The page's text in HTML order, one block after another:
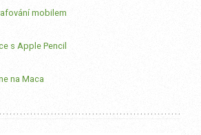
mobilem
s Apple Pencil
na Maca